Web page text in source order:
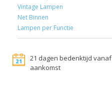
Vintage Lampen
Net Binnen
Lampen per Functie
21 dagen bedenktijd vanaf
aankomst